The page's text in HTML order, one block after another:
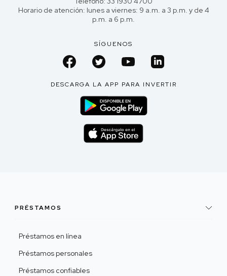
Horario de atención: lunes a viernes: 9 a.m. a 3 p.m. y de 4
p.m. a 6 p.m.
SÍGUENOS
DESCARGA LA APP PARA INVERTIR
PRÉSTAMOS
Préstamos en línea
Préstamos personales
Préstamos confiables